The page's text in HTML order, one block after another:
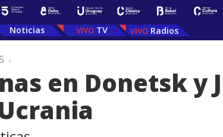
Noticias TV Radios
.
en Donetsk y